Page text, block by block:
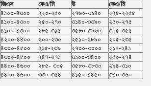
জিএস কেএ/মি উ কেএ/মি
৪১০০-৪৩০০ ২২০-২৫০ ২৭৬০-৩১৪০ ২২৫-২২৫৫
৪১০০-৪৩০০ ২৫০-২৭০ ৩১৪০-৩৩৯০ ২৫০-২৭৫
৪১০০-৪৩০০ ২৮৫-৩১৫ ৩৫৮০-৩৯৬০ ৩০৫-৩৫৫
৪২০০-৪৪০০ ২০০-২৩০ ২৫১০-২৮৯০ ২০৫-২৩৫
৪৩০০-৪৫০০ ২১৫-২৩৯ ২৭০০-৩০০০ ২১৭-২৪১
৪৩০০-৪৫০০ ২৪৭-২৭১ ৩১০০-৩৪০০ ২৫০-২৭৪
৪৪০০-৪৬০০ ২৮৫- ৩০৫ ৩৫৮০-৩৮৩০ ২৯৪-৩১০
৪৪০০-৪৬০০ ৩৩০-৩৫৪ ৪১৫০-৪৪৫০ ৩৪০-৩৬০